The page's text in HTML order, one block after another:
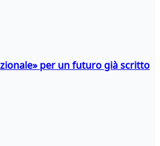
per un futuro già scritto